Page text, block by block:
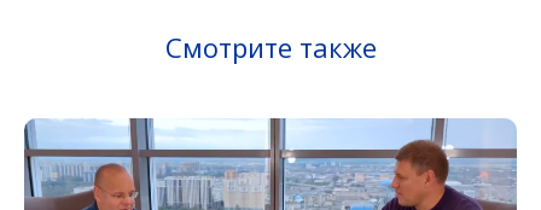
Смотрите также